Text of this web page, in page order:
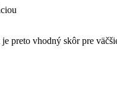
preto vhodný skôr pre